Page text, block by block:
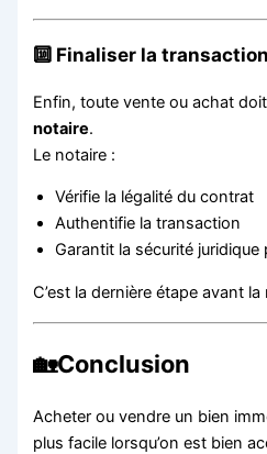
🔟 Finaliser la transaction
Enfin, toute vente ou achat
notaire.
Le notaire :
Vérifie la légalité du contrat
Authentifie la transaction
Garantit la sécurité
C’est la dernière étape avant
🏡Conclusion
Acheter ou vendre un bien
plus facile lorsqu’on est bien